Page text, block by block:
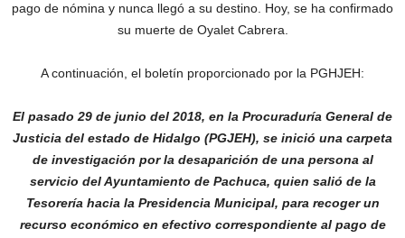
pago de nómina y nunca llegó a su destino. Hoy, se ha confirmado
su muerte de Oyalet Cabrera.
A continuación, el boletín proporcionado por la PGHJEH:
El pasado 29 de junio del 2018, en la Procuraduría General de
Justicia del estado de Hidalgo (PGJEH), se inició una carpeta
de investigación por la desaparición de una persona al
servicio del Ayuntamiento de Pachuca, quien salió de la
Tesorería hacia la Presidencia Municipal, para recoger un
recurso económico en efectivo correspondiente al pago de